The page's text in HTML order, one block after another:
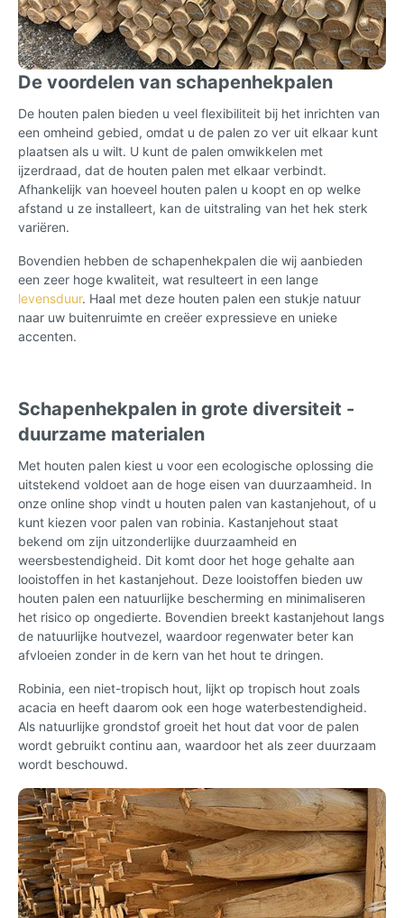
De voordelen van schapenhekpalen
De houten palen bieden u veel flexibiliteit bij het inrichten van
een omheind gebied, omdat u de palen zo ver uit elkaar kunt
plaatsen als u wilt. U kunt de palen omwikkelen met
ijzerdraad, dat de houten palen met elkaar verbindt.
Afhankelijk van hoeveel houten palen u koopt en op welke
afstand u ze installeert, kan de uitstraling van het hek sterk
variëren.
Bovendien hebben de schapenhekpalen die wij aanbieden
een zeer hoge kwaliteit, wat resulteert in een lange
levensduur. Haal met deze houten palen een stukje natuur
naar uw buitenruimte en creëer expressieve en unieke
accenten.
Schapenhekpalen in grote diversiteit -
duurzame materialen
Met houten palen kiest u voor een ecologische oplossing die
uitstekend voldoet aan de hoge eisen van duurzaamheid. In
onze online shop vindt u houten palen van kastanjehout, of u
kunt kiezen voor palen van robinia. Kastanjehout staat
bekend om zijn uitzonderlijke duurzaamheid en
weersbestendigheid. Dit komt door het hoge gehalte aan
looistoffen in het kastanjehout. Deze looistoffen bieden uw
houten palen een natuurlijke bescherming en minimaliseren
het risico op ongedierte. Bovendien breekt kastanjehout langs
de natuurlijke houtvezel, waardoor regenwater beter kan
afvloeien zonder in de kern van het hout te dringen.
Robinia, een niet-tropisch hout, lijkt op tropisch hout zoals
acacia en heeft daarom ook een hoge waterbestendigheid.
Als natuurlijke grondstof groeit het hout dat voor de palen
wordt gebruikt continu aan, waardoor het als zeer duurzaam
wordt beschouwd.